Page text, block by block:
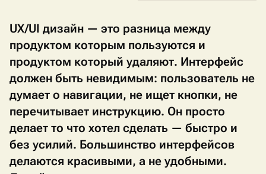
UX/UI дизайн — это разница между
продуктом которым пользуются и
продуктом который удаляют. Интерфейс
должен быть невидимым: пользователь не
думает о навигации, не ищет кнопки, не
перечитывает инструкцию. Он просто
делает то что хотел сделать — быстро и
без усилий. Большинство интерфейсов
делаются красивыми, а не удобными.